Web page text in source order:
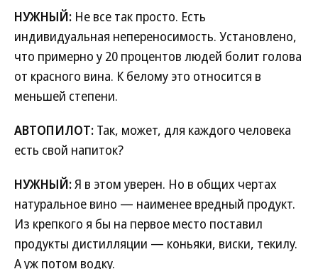
НУЖНЫЙ: Не все так просто. Есть
индивидуальная непереносимость. Установлено,
что примерно у 20 процентов людей болит голова
от красного вина. К белому это относится в
меньшей степени.
АВТОПИЛОТ: Так, может, для каждого человека
есть свой напиток?
НУЖНЫЙ: Я в этом уверен. Но в общих чертах
натуральное вино — наименее вредный продукт.
Из крепкого я бы на первое место поставил
продукты дистилляции — коньяки, виски, текилу.
А уж потом водку.